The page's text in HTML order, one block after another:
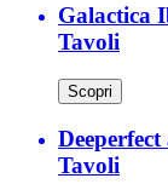
Galactica
Tavoli
Scopri
Tavoli